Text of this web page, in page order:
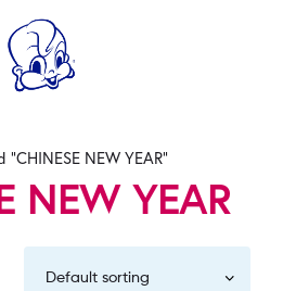
NEW YEAR”
NEW YEAR